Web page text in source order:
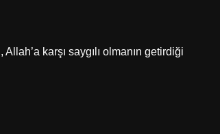
karşı saygılı olmanın getirdiği